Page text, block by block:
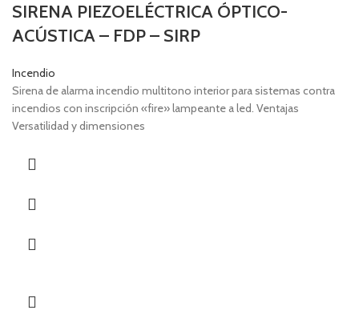
SIRENA PIEZOELÉCTRICA ÓPTICO-
ACÚSTICA – FDP – SIRP
Incendio
Sirena de alarma incendio multitono interior para sistemas contra
incendios con inscripción «fire» lampeante a led. Ventajas
Versatilidad y dimensiones